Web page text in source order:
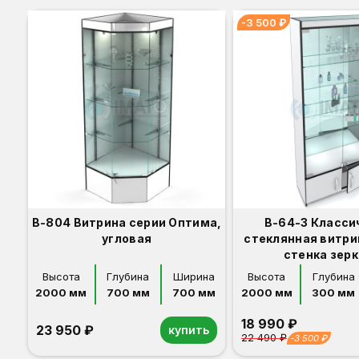
В-804 Витрина серии Оптима,
угловая
Высота
2000 мм
Глубина
700 мм
Ширина
700 мм
23 950 ₽ купить
-3 500 ₽
В-64-З
стеклянная
стенка
Высота
2000 мм
Глубина
300 мм
18 990 ₽
22 490 ₽ -3 500 ₽